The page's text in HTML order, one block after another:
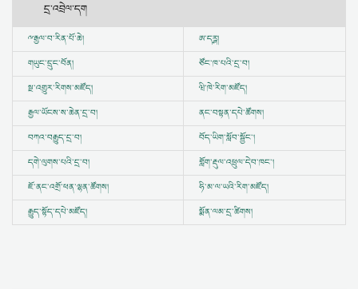
དྲ་འབྲེལ་དག
ྋརྒྱལ་བ་རིན་པོ་ཆེ།
ཨ་དཪྴ།
གཡུང་དྲུང་བོན།
ཙོང་ཁ་པའི་དྲ་བ།
སྔ་འགྱུར་རིགས་མཛོད།
ཝི་ཁེ་རིག་མཛོད།
རྒྱལ་ཡོངས་ས་ཆེན་དྲ་བ།
ནང་བསྟན་དཔེ་ཚོགས།
བཀའ་བརྒྱུད་དྲ་བ།
བོད་ཡིག་སློབ་སྦྱོང་།
དགེ་ལུགས་པའི་དྲ་བ།
གློག་རྡུལ་འཕྲུལ་དེབ་ཁང་།
ཇོ་ནང་འགྲོ་ཕན་ལྷན་ཚོགས།
ཧི་མ་ལ་ཡའི་རིག་མཛོད།
རྒྱུད་སྟོད་དཔེ་མཛོད།
སྨོན་ལམ་དྲ་ཚིགས།